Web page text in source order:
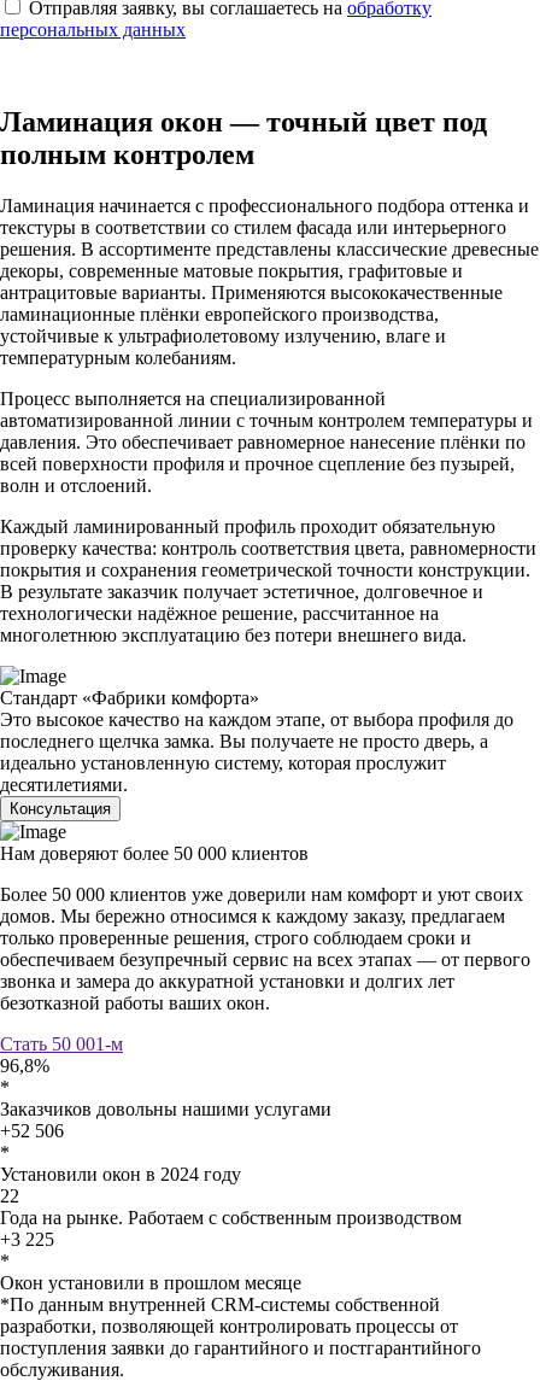
Отправляя заявку, вы соглашаетесь на обработку
персональных данных
Ламинация окон — точный цвет под
полным контролем
Ламинация начинается с профессионального подбора оттенка и
текстуры в соответствии со стилем фасада или интерьерного
решения. В ассортименте представлены классические древесные
декоры, современные матовые покрытия, графитовые и
антрацитовые варианты. Применяются высококачественные
ламинационные плёнки европейского производства,
устойчивые к ультрафиолетовому излучению, влаге и
температурным колебаниям.
Процесс выполняется на специализированной
автоматизированной линии с точным контролем температуры и
давления. Это обеспечивает равномерное нанесение плёнки по
всей поверхности профиля и прочное сцепление без пузырей,
волн и отслоений.
Каждый ламинированный профиль проходит обязательную
проверку качества: контроль соответствия цвета, равномерности
покрытия и сохранения геометрической точности конструкции.
В результате заказчик получает эстетичное, долговечное и
технологически надёжное решение, рассчитанное на
многолетнюю эксплуатацию без потери внешнего вида.
Стандарт «Фабрики комфорта»
Это высокое качество на каждом этапе, от выбора профиля до
последнего щелчка замка. Вы получаете не просто дверь, а
идеально установленную систему, которая прослужит
десятилетиями.
Консультация
Нам доверяют более 50 000 клиентов
Более 50 000 клиентов уже доверили нам комфорт и уют своих
домов. Мы бережно относимся к каждому заказу, предлагаем
только проверенные решения, строго соблюдаем сроки и
обеспечиваем безупречный сервис на всех этапах — от первого
звонка и замера до аккуратной установки и долгих лет
безотказной работы ваших окон.
Стать 50 001-м
96,8%
*
Заказчиков довольны нашими услугами
+52 506
*
Установили окон в 2024 году
22
Года на рынке. Работаем с собственным производством
+3 225
*
Окон установили в прошлом месяце
*По данным внутренней CRM-системы собственной
разработки, позволяющей контролировать процессы от
поступления заявки до гарантийного и постгарантийного
обслуживания.